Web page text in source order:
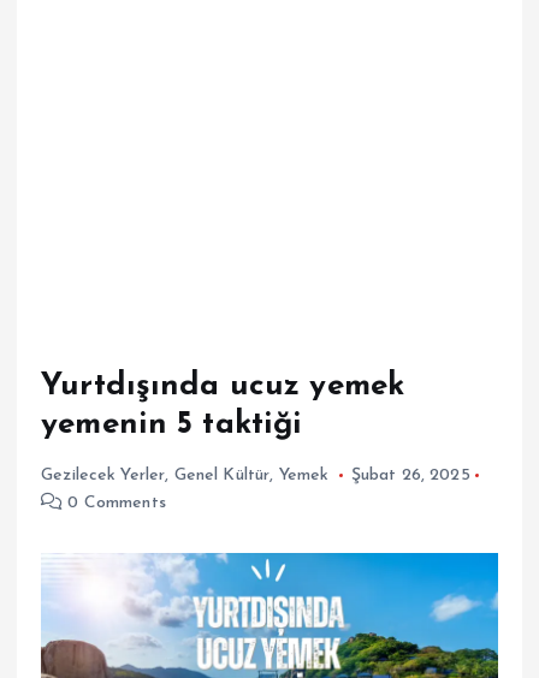
Yurtdışında ucuz yemek
yemenin 5 taktiği
Gezilecek Yerler, Genel Kültür, Yemek
Şubat 26, 2025
0 Comments